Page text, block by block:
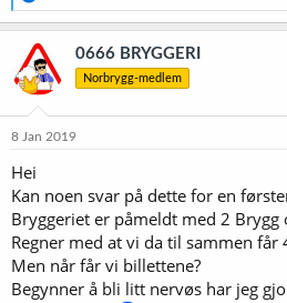
e
a
k
s
j
o
e
0666 BRYGGERI
Norbrygg-medlem
8 Jan 2019
Hei
Kan noen svar på dette for en
Bryggeriet er påmeldt med 2 Brygg
Regner med at vi da til sammen får
Men når får vi billettene?
Begynner å bli litt nervøs har jeg